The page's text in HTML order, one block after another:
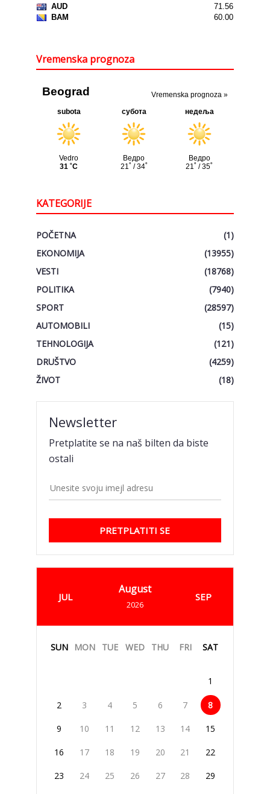
Vremenska prognoza
KATEGORIJE
POČETNA
(1)
EKONOMIJA
(13955)
VESTI
(18768)
POLITIKA
(7940)
SPORT
(28597)
AUTOMOBILI
(15)
TEHNOLOGIJA
(121)
DRUŠTVO
(4259)
ŽIVOT
(18)
Newsletter
Pretplatite se na naš bilten da biste
ostali
PRETPLATITI SE
JUL
August
2026
SEP
SUN MON TUE WED THU FRI SAT
1
2 3 4 5 6 7 8
9 10 11 12 13 14 15
16 17 18 19 20 21 22
23 24 25 26 27 28 29